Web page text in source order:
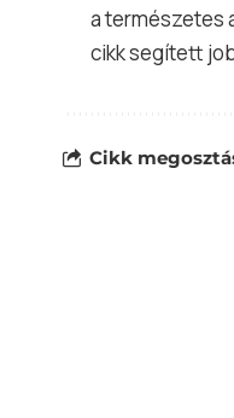
a természetes
cikk segített
Cikk